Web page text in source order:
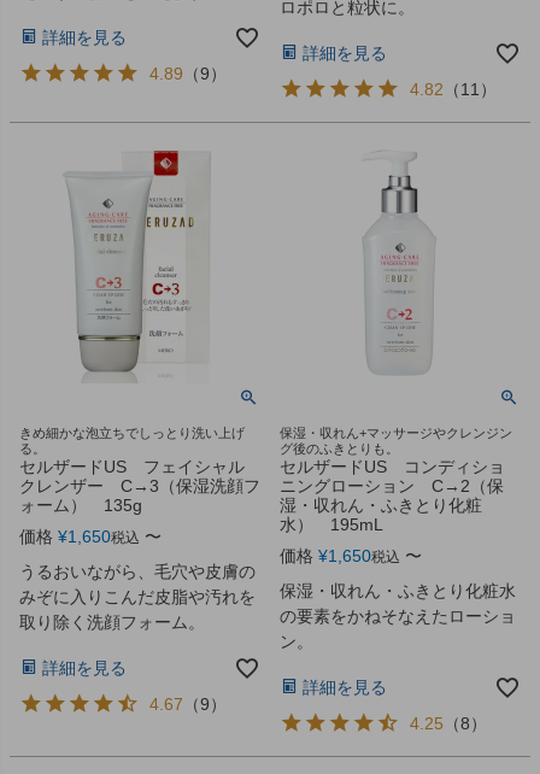
詳細を見る
4.89 （9）
ロポロと粒状に。
詳細を見る
4.82 （11 ）
きめ細かな泡立ちでしっとり洗い上げ
る。
セルザードUS フェイシャル
クレンザー C→3（保湿洗顔フ
ォーム） 135g
価格 ¥1,650税込 〜
うるおいながら、毛穴や皮膚の
みぞに入りこんだ皮脂や汚れを
取り除く洗顔フォーム。
詳細を見る
4.67 （9）
保湿・収れん+マッサージやクレンジン
グ後のふきとりも。
セルザードUS コンディショ
ニングローション C→2（保
湿・収れん・ふきとり化粧
水） 195mL
価格 ¥1,650税込 〜
保湿・収れん・ふきとり化粧水
の要素をかねそなえたローショ
ン。
詳細を見る
4.25 （8）